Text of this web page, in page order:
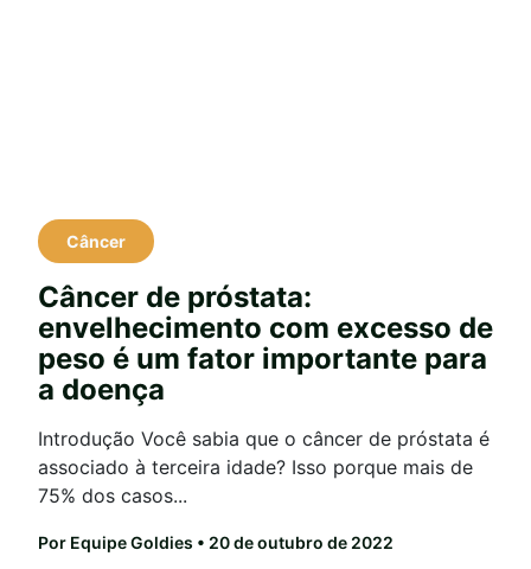
Câncer
Câncer de próstata:
envelhecimento com excesso de
peso é um fator importante para
a doença
Introdução Você sabia que o câncer de próstata é
associado à terceira idade? Isso porque mais de
75% dos casos...
Por Equipe Goldies • 20 de outubro de 2022